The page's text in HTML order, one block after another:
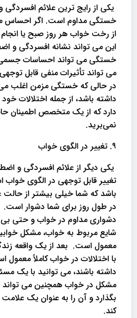
یکی از رایج ترین علائم
خستگی مداوم است. اگر احساس
از رخت خواب هر روز صبح یا
این می تواند نشانه افسردگی و
خستگی می تواند احساسات جسمی
می تواند تأثیرات منفی قابل
در حالی که خستگی مزمن اغلب
داشته باشد، از جمله اختلالات
دارد که از یک متخصص اطمینان
نمی‌برید.
۹. تغییر در الگوی خواب
یکی دیگر از علائم افسردگی و
تغییر قابل توجهی در الگوی
باشد که شما خیلی بیشتر از حالت
در طول روز برای شما دشوار
دشواری مداوم در خواب و حتی بی
شایع مربوط به خواب، مشکل
معمول است. بعد از یک واقعه
با اختلالات در خواب کاملاً معمول
داشته باشند، می توانید با یک
مشکل در خواب همچنین می تواند
بگذارد و آن را به عنوان یک علامت
کند.